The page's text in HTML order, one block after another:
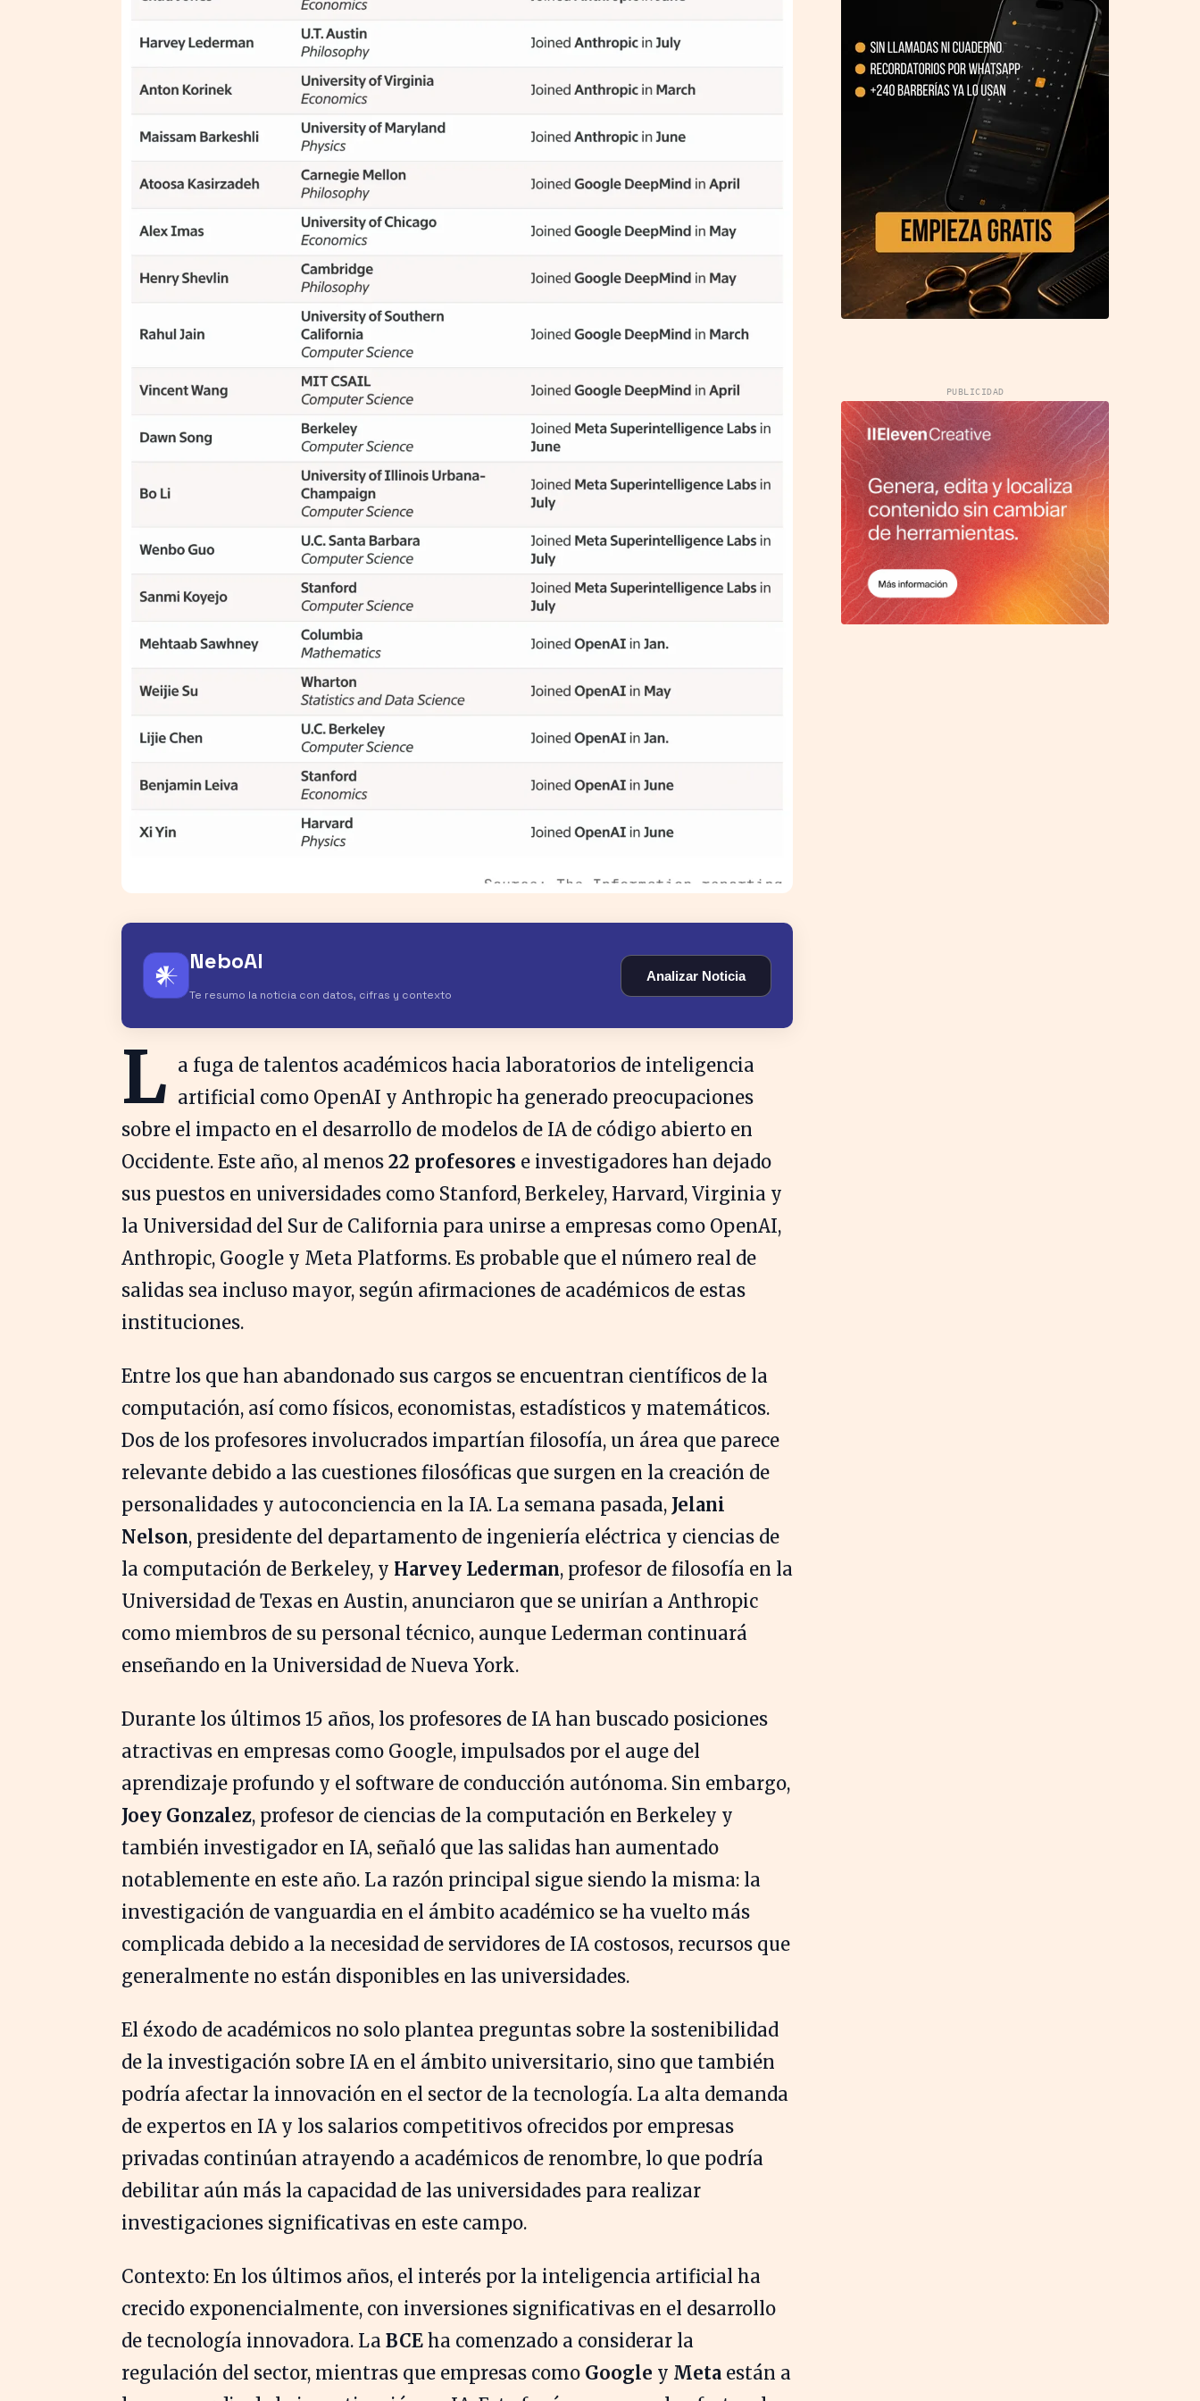
𒀭 NeboAI
Te resumo la noticia con datos, cifras y contexto
Analizar Noticia
L a fuga de talentos académicos hacia laboratorios de inteligencia
artificial como OpenAI y Anthropic ha generado preocupaciones
sobre el impacto en el desarrollo de modelos de IA de código abierto en
Occidente. Este año, al menos 22 profesores e investigadores han dejado
sus puestos en universidades como Stanford, Berkeley, Harvard, Virginia y
la Universidad del Sur de California para unirse a empresas como OpenAI,
Anthropic, Google y Meta Platforms. Es probable que el número real de
salidas sea incluso mayor, según afirmaciones de académicos de estas
instituciones.
Entre los que han abandonado sus cargos se encuentran científicos de la
computación, así como físicos, economistas, estadísticos y matemáticos.
Dos de los profesores involucrados impartían filosofía, un área que parece
relevante debido a las cuestiones filosóficas que surgen en la creación de
personalidades y autoconciencia en la IA. La semana pasada, Jelani
Nelson, presidente del departamento de ingeniería eléctrica y ciencias de
la computación de Berkeley, y Harvey Lederman, profesor de filosofía en la
Universidad de Texas en Austin, anunciaron que se unirían a Anthropic
como miembros de su personal técnico, aunque Lederman continuará
enseñando en la Universidad de Nueva York.
Durante los últimos 15 años, los profesores de IA han buscado posiciones
atractivas en empresas como Google, impulsados por el auge del
aprendizaje profundo y el software de conducción autónoma. Sin embargo,
Joey Gonzalez, profesor de ciencias de la computación en Berkeley y
también investigador en IA, señaló que las salidas han aumentado
notablemente en este año. La razón principal sigue siendo la misma: la
investigación de vanguardia en el ámbito académico se ha vuelto más
complicada debido a la necesidad de servidores de IA costosos, recursos que
generalmente no están disponibles en las universidades.
El éxodo de académicos no solo plantea preguntas sobre la sostenibilidad
de la investigación sobre IA en el ámbito universitario, sino que también
podría afectar la innovación en el sector de la tecnología. La alta demanda
de expertos en IA y los salarios competitivos ofrecidos por empresas
privadas continúan atrayendo a académicos de renombre, lo que podría
debilitar aún más la capacidad de las universidades para realizar
investigaciones significativas en este campo.
Contexto: En los últimos años, el interés por la inteligencia artificial ha
crecido exponencialmente, con inversiones significativas en el desarrollo
de tecnología innovadora. La BCE ha comenzado a considerar la
regulación del sector, mientras que empresas como Google y Meta están a
PUBLICIDAD